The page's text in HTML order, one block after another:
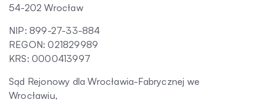
54-202 Wrocław
NIP: 899-27-33-884
REGON: 021829989
KRS: 0000413997
Sąd Rejonowy dla Wrocławia-Fabrycznej we
Wrocławiu,